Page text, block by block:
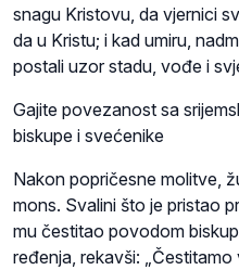
snagu Kristovu, da vjernici
da u Kristu; i kad umiru,
postali uzor stadu, vođe i
Gajite povezanost sa
biskupe i svećenike
Nakon popričesne molitve,
mons. Svalini što je pristao
mu čestitao povodom
ređenja, rekavši: